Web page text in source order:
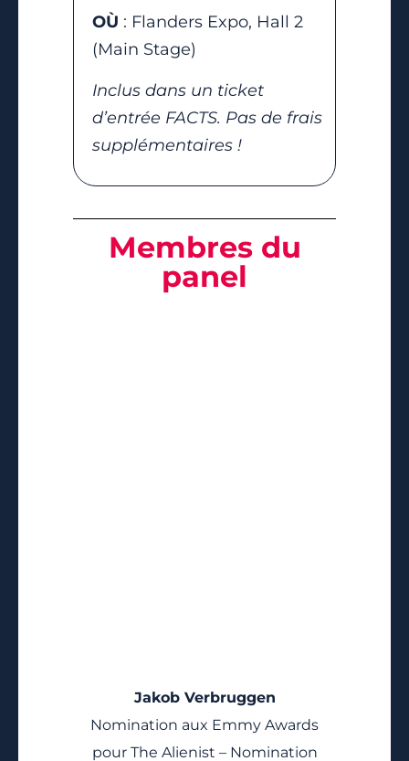
OÙ : Flanders Expo, Hall 2
(Main Stage)
Inclus dans un ticket
d’entrée FACTS. Pas de frais
supplémentaires !
Membres du
panel
Jakob Verbruggen
Nomination aux Emmy Awards
pour The Alienist – Nomination